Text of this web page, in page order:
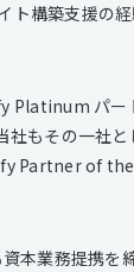
ト構築支援の
Platinum パー
もその一社と
Partner of
本業務提携を